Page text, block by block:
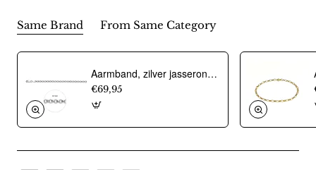
Same Brand From Same Category
Aarmband, zilver jasseron 4,5mm. (lengte 18cm.) - 10274
€69,95